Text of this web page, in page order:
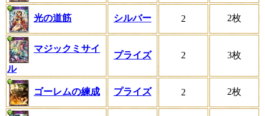
光の道筋 シルバー 2 2枚
マジックミサイ
ル
プライズ 2 3枚
ゴーレムの練成 プライズ 2 2枚